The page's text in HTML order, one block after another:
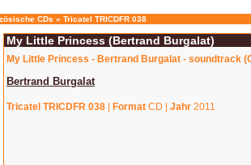
CDs » Tricatel TRICDFR 038
My Little Princess (Bertrand Burgalat)
My Little Princess - Bertrand Burgalat - soundtrack
Bertrand Burgalat
Tricatel TRICDFR 038 Format CD | Jahr 2011